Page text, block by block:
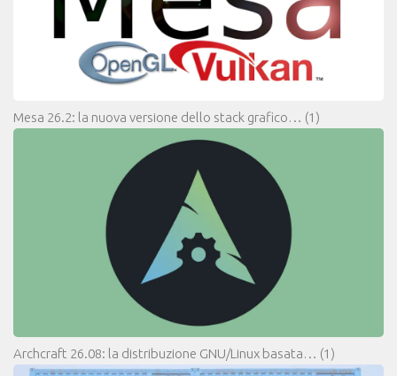
Mesa 26.2: la nuova versione dello stack grafico… (1)
Archcraft 26.08: la distribuzione GNU/Linux basata… (1)